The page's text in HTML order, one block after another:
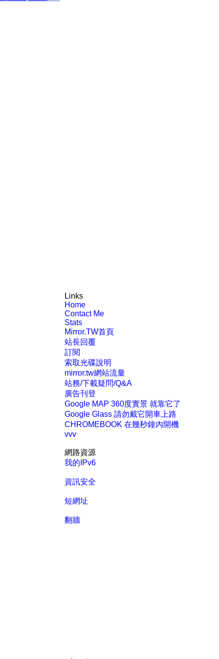
Links
Home
Contact Me
Stats
Mirror.TW首頁
站長回覆
訂閱
索取光碟說明
mirror.tw網站流量
站務/下載疑問/Q&A
廣告刊登
Google MAP 360度實景 就靠它了
Google Glass 請勿戴它開車上路
CHROMEBOOK 在幾秒鐘內開機
vvv
網路資源
我的IPv6
資訊安全
短網址
翻牆